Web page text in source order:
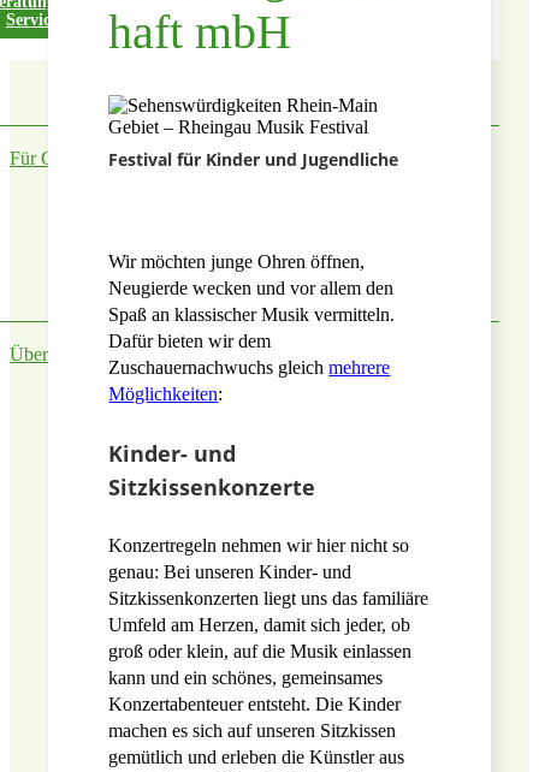
Service
Schenken
Projekt
Für Gastautoren
Kontakt
Über mich
Menü Menü
haft mbH
Festival für Kinder und Jugendliche
Wir möchten junge Ohren öffnen,
Neugierde wecken und vor allem den
Spaß an klassischer Musik vermitteln.
Dafür bieten wir dem
Zuschauernachwuchs gleichmehrere
Möglichkeiten:
Kinder- und
Sitzkissenkonzerte
Konzertregeln nehmen wir hier nicht so
genau: Bei unseren Kinder- und
Sitzkissenkonzerten liegt uns das familiäre
Umfeld am Herzen, damit sich jeder, ob
groß oder klein, auf die Musik einlassen
kann und ein schönes, gemeinsames
Konzertabenteuer entsteht. Die Kinder
machen es sich auf unseren Sitzkissen
gemütlich und erleben die Künstler aus